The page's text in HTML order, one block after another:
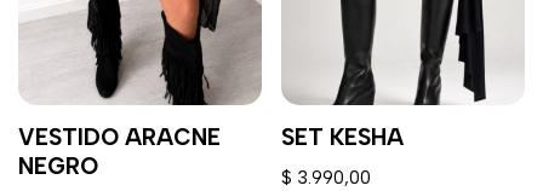
VESTIDO ARACNE
NEGRO
SET KESHA
$ 3.990,00